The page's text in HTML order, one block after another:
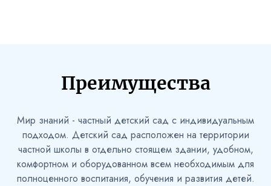
Преимущества
Мир знаний - частный детский сад с индивидуальным
подходом. Детский сад расположен на территории
частной школы в отдельно стоящем здании, удобном,
комфортном и оборудованном всем необходимым для
полноценного воспитания, обучения и развития детей.